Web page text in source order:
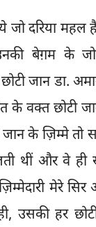
ये जो दरिया
उनकी बेग़म के
जान डा.
के वक्त छोटी
जान के ज़िम्मे तो
थीं और वे ही
मेरे
उसकी हर